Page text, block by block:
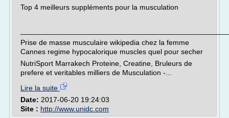
Top 4 meilleurs suppléments pour la musculation
Prise de masse musculaire wikipedia chez la femme
Cannes regime hypocalorique muscles quel pour secher
NutriSport Marrakech Proteine, Creatine, Bruleurs de
prefere et veritables milliers de Musculation -...
Lire la suite
Date: 2017-06-20 19:24:03
Site : http://www.unidc.com